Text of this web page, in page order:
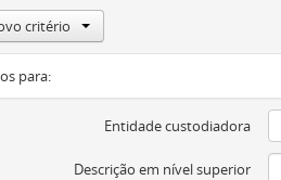
critério
para:
Entidade custodiadora
Descrição em nível superior